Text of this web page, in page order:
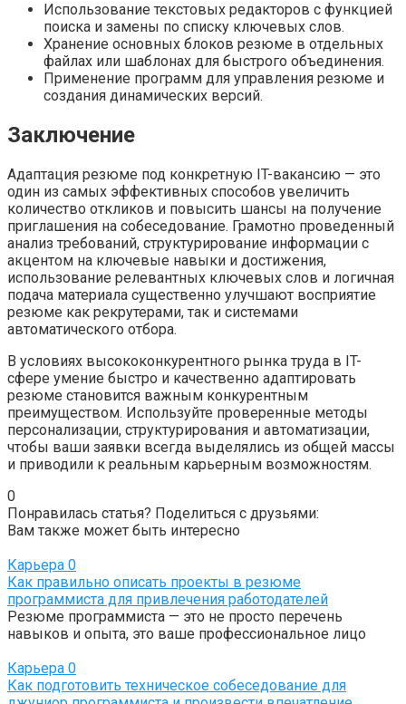
Использование текстовых редакторов с функцией
поиска и замены по списку ключевых слов.
Хранение основных блоков резюме в отдельных
файлах или шаблонах для быстрого объединения.
Применение программ для управления резюме и
создания динамических версий.
Заключение
Адаптация резюме под конкретную IT-вакансию — это
один из самых эффективных способов увеличить
количество откликов и повысить шансы на получение
приглашения на собеседование. Грамотно проведенный
анализ требований, структурирование информации с
акцентом на ключевые навыки и достижения,
использование релевантных ключевых слов и логичная
подача материала существенно улучшают восприятие
резюме как рекрутерами, так и системами
автоматического отбора.
В условиях высококонкурентного рынка труда в IT-
сфере умение быстро и качественно адаптировать
резюме становится важным конкурентным
преимуществом. Используйте проверенные методы
персонализации, структурирования и автоматизации,
чтобы ваши заявки всегда выделялись из общей массы
и приводили к реальным карьерным возможностям.
0
Понравилась статья? Поделиться с друзьями:
Вам также может быть интересно
Карьера 0
Как правильно описать проекты в резюме
программиста для привлечения работодателей
Резюме программиста — это не просто перечень
навыков и опыта, это ваше профессиональное лицо
Карьера 0
Как подготовить техническое собеседование для